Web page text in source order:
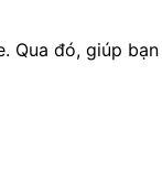
Qua đó, giúp